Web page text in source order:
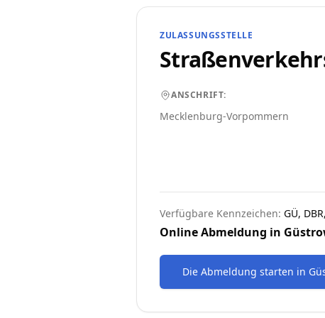
ZULASSUNGSSTELLE
ANSCHRIFT:
Mecklenburg-Vorpommern
Verfügbare Kennzeichen: GÜ,
Online Abmeldung in
Die Abmeldung starten in